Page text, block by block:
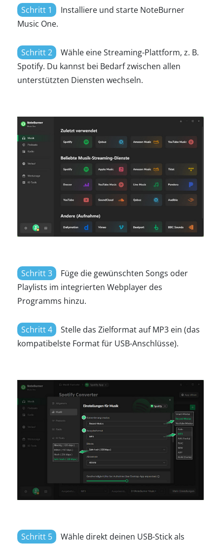
Schritt 1
Installiere und starte NoteBurner
Music One.
Schritt 2
Wähle eine Streaming-Plattform, z. B.
Spotify. Du kannst bei Bedarf zwischen allen
unterstützten Diensten wechseln.
Schritt 3
Füge die gewünschten Songs oder
Playlists im integrierten Webplayer des
Programms hinzu.
Schritt 4
Stelle das Zielformat auf MP3 ein (das
kompatibelste Format für USB-Anschlüsse).
Schritt 5
Wähle direkt deinen USB-Stick als